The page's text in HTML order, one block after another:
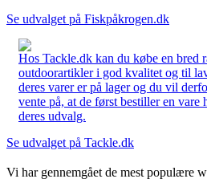
Se udvalget på Fiskpåkrogen.dk
Hos Tackle.dk kan du købe en bred
outdoorartikler i god kvalitet og til
deres varer er på lager og du vil
vente på, at de først bestiller en
deres udvalg.
Se udvalget på Tackle.dk
Vi har gennemgået de mest populære